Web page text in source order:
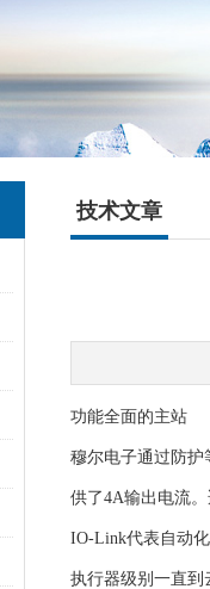
技术文章
功能全面的主站
穆尔电子通过防护
供了4A输出电流
IO-Link代表自动
执行器级别一直到